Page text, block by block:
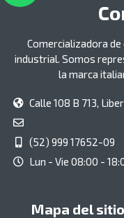
Comercializadora
industrial. Somos
la marca
Calle 108 B 713,
(52) 999 17652-09
Lun - Vie 08:00 -
Mapa del sitio